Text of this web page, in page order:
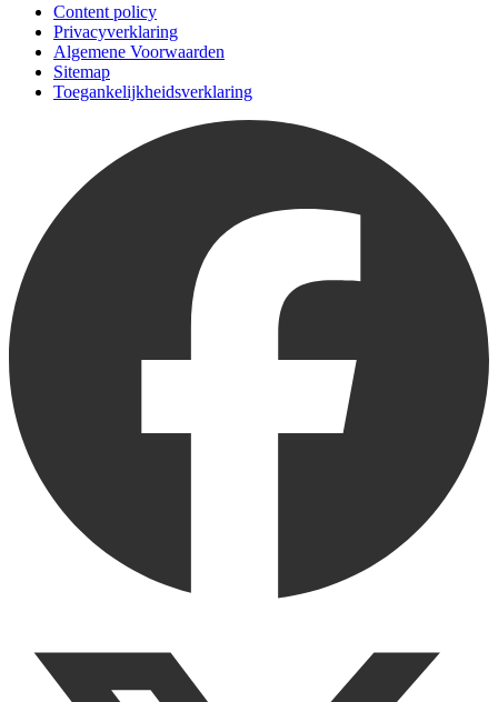
Content policy
Privacyverklaring
Algemene Voorwaarden
Sitemap
Toegankelijkheidsverklaring